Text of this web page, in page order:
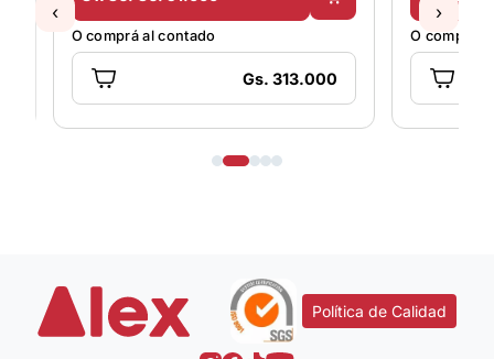
O comprá al contado
Gs. 313.000
O comprá
‹ ›
Política de Calidad